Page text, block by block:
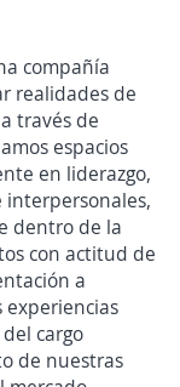
compañía
realidades de
través de
espacios
en liderazgo,
interpersonales,
dentro de la
con actitud de
a
cargo
de nuestras